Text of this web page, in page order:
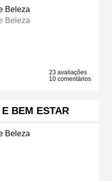
Beleza
Beleza
23 avaliações
10 comentários
BEM ESTAR
Beleza